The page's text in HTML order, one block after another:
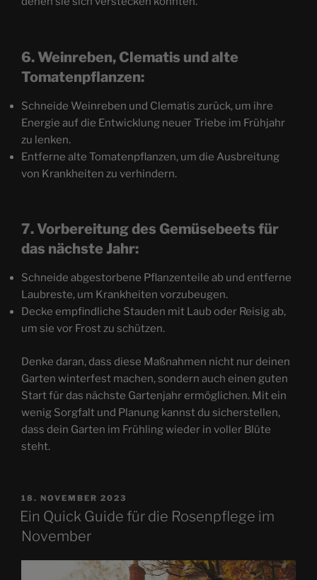
6. Weinreben, Clematis und alte
Tomatenpflanzen:
Schneide Weinreben und Clematis zurück, um ihre
Energie auf die Entwicklung neuer Triebe im Frühjahr
zu lenken.
Entferne alte Tomatenpflanzen, um die Ausbreitung
von Krankheiten zu verhindern.
7. Vorbereitung des Gemüsebeets für
das nächste Jahr:
Schneide abgestorbene Pflanzenteile ab und entferne
Laubreste, um Krankheiten vorzubeugen.
Decke empfindliche Stauden mit Laub oder Reisig ab,
um sie vor Frost zu schützen.
Denke daran, dass diese Maßnahmen nicht nur deinen
Garten winterfest machen, sondern auch einen guten
Start für das nächste Gartenjahr ermöglichen. Mit ein
wenig Sorgfalt und Planung kannst du sicherstellen,
dass dein Garten im Frühling wieder in voller Blüte
steht.
VERÖFFENTLICHT
AM
18. NOVEMBER 2023
Ein Quick Guide für die Rosenpflege im
November